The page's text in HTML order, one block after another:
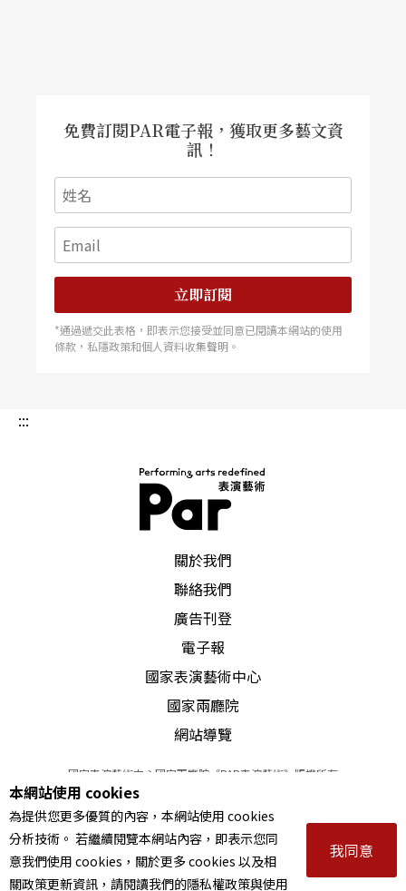
免費訂閱PAR電子報，獲取更多藝文資
訊！
立即訂閱
*通過遞交此表格，即表示您接受並同意已閱讀本網站的使用
條款，私隱政策和個人資料收集聲明。
:::
關於我們
聯絡我們
廣告刊登
電子報
國家表演藝術中心
國家兩廳院
網站導覽
國家表演藝術中心國家兩廳院《PAR表演藝術》版權所有
© 2022Performing arts redefined. All Rights Reserved
統一編號 Tax Id number 00973926
本站所提供相關演出資訊，如有異動應以主辦單位公告為準。
服務條款｜隱私權聲明｜著作權聲明
本網站使用 cookies
為提供您更多優質的內容，本網站使用 cookies
分析技術。 若繼續閱覽本網站內容，即表示您同
意我們使用 cookies，關於更多 cookies 以及相
關政策更新資訊，請閱讀我們的隱私權政策與使用
我同意